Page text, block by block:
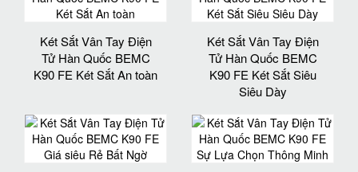
Két Sắt Vân Tay Điện
Tử Hàn Quốc BEMC
K90 FE Két Sắt An toàn
Két Sắt Vân Tay Điện
Tử Hàn Quốc BEMC
K90 FE Két Sắt Siêu
Siêu Dày